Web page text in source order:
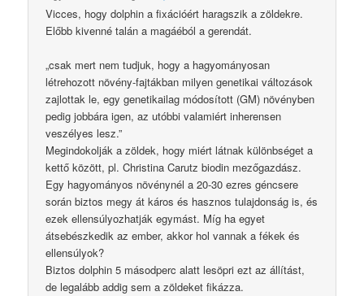
Vicces, hogy dolphin a fixációért haragszik a zöldekre.
Előbb kivenné talán a magáéból a gerendát.
„csak mert nem tudjuk, hogy a hagyományosan
létrehozott növény-fajtákban milyen genetikai változások
zajlottak le, egy genetikailag módosított (GM) növényben
pedig jobbára igen, az utóbbi valamiért inherensen
veszélyes lesz.”
Megindokolják a zöldek, hogy miért látnak különbséget a
kettő között, pl. Christina Carutz biodin mezőgazdász.
Egy hagyományos növénynél a 20-30 ezres géncsere
során biztos megy át káros és hasznos tulajdonság is, és
ezek ellensúlyozhatják egymást. Míg ha egyet
átsebészkedik az ember, akkor hol vannak a fékek és
ellensúlyok?
Biztos dolphin 5 másodperc alatt lesöpri ezt az állítást,
de legalább addig sem a zöldeket fikázza.